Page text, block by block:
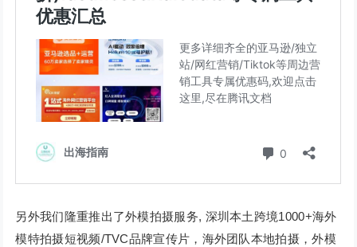
另外我们隆重推出了外模拍摄服务, 深圳本土跨境1000+海外
模特拍摄短视频/TVC品牌宣传片，海外团队本地拍摄，外模